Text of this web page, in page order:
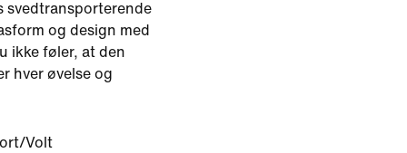
svedtransporterende
og design med
ikke føler, at den
hver øvelse og
Volt